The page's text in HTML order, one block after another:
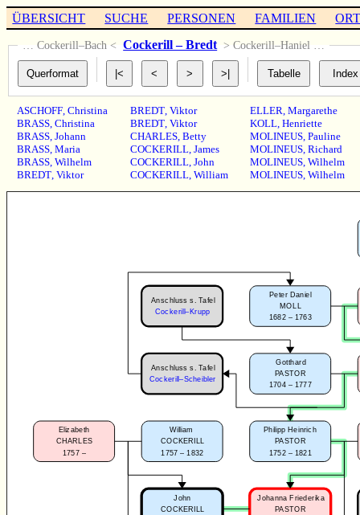
ÜBERSICHT SUCHE PERSONEN FAMILIEN
… Cockerill–Bach < Cockerill – Bredt > Cockerill–Haniel …
ASCHOFF,Christina
BRASS,Christina
BRASS,Johann
BRASS,Maria
BRASS,Wilhelm
BREDT,Viktor
BREDT, Viktor
BREDT, Viktor
CHARLES, Betty
COCKERILL, James
COCKERILL, John
COCKERILL, William
ELLER, Margarethe
KOLL, Henriette
MOLINEUS, Pauline
MOLINEUS, Richard
MOLINEUS, Wilhelm
MOLINEUS, Wilhelm
John
COCKERILL
Johanna Friederika
PASTOR
William
COCKERILL
1757 – 1832
Elizabeth
CHARLES
1757 –
Philipp Heinrich
PASTOR
1752 – 1821
Gotthard
PASTOR
1704 – 1777
Anschluss s. Tafel
Cockerill–Krupp
Peter Daniel
MOLL
1682 – 1763
Anschluss s. Tafel
Cockerill–Scheibler